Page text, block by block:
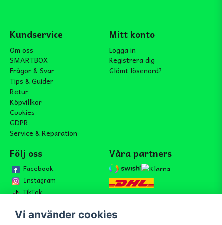
Kundservice
Om oss
SMARTBOX
Frågor & Svar
Tips & Guider
Retur
Köpvillkor
Cookies
GDPR
Service & Reparation
Mitt konto
Logga in
Registrera dig
Glömt lösenord?
Följ oss
Facebook
Instagram
TikTok
Våra partners
Vi använder cookies